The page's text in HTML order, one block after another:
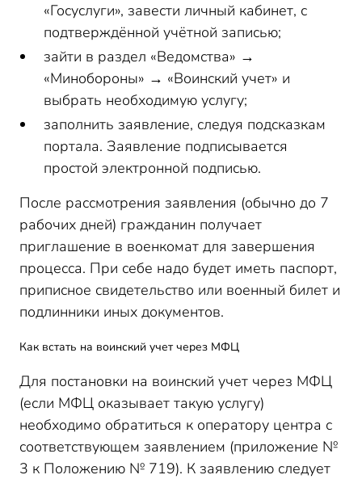
«Госуслуги», завести личный кабинет, с
подтверждённой учётной записью;
зайти в раздел «Ведомства» →
«Минобороны» → «Воинский учет» и
выбрать необходимую услугу;
заполнить заявление, следуя подсказкам
портала. Заявление подписывается
простой электронной подписью.
После рассмотрения заявления (обычно до 7
рабочих дней) гражданин получает
приглашение в военкомат для завершения
процесса. При себе надо будет иметь паспорт,
приписное свидетельство или военный билет и
подлинники иных документов.
Как встать на воинский учет через МФЦ
Для постановки на воинский учет через МФЦ
(если МФЦ оказывает такую услугу)
необходимо обратиться к оператору центра с
соответствующем заявлением (приложение №
3 к Положению № 719). К заявлению следует